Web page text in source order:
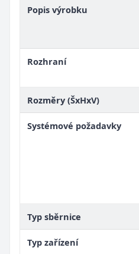
Popis výrobku
Rozhraní
Rozměry (ŠxHxV)
Systémové požadavky
Typ sběrnice
Typ zařízení